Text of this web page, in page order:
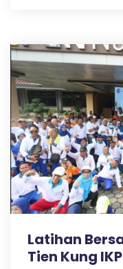
Latihan
Tien Kung